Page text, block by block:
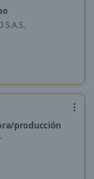
S.A.S.
producción